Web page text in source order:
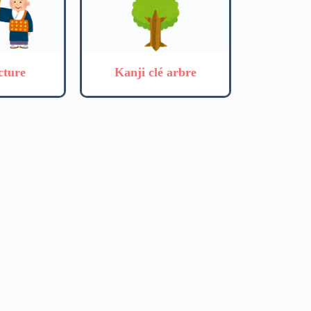
Kanji clé arbre